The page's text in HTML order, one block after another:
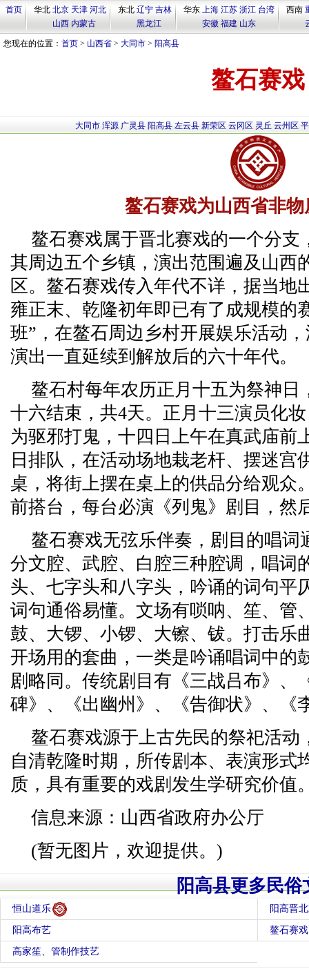
首页 华北 北京 天津 河北
山西 内蒙古
东北 辽宁 吉林
黑龙江
华东 上海 江苏 浙江 台湾
安徽 福建 山东
西南
您现在的位置： 首页 > 山西省 > 大同市 > 阳高县
鳌石赛戏
大同市 浑源 广灵县 阳高县 左云县 新荣区 云冈区 灵丘 云州区
鳌石赛戏为山西省非
鳌石赛戏属于晋北赛戏的一个分支
其周边五个乡镇，演出范围遍及山西
区。鳌石赛戏传入年代不详，据当地
雍正末、乾隆初年即已有了成规模的
班”，在鳌石周边乡村开展娱乐活动
演出一直延续到解放后的六十年代。
鳌石村每年农历正月十五为祭神日
十六结束，共4天。正月十三演员化
为驱邪打鬼，十四日上午在真武庙前
日排队，在活动场地栽老杆、摆迷宫
桌，将街上摆在桌上的供品分给观众
前搭台，每台必演《列鬼》剧目，然
鳌石赛戏无弦乐伴奏，剧目的唱词
分文腔、武腔、白腔三种腔调，唱词
头、七字头和八字头，吟诵的词句平
词句通俗易懂。文场有唢呐、笙、管
鼓、大锣、小锣、大镲、钹。打击乐
开场用的套曲，一类是吟诵唱词中的
剧略同。传统剧目有《三战吕布》、
碑》、《出幽州》、《告御状》、《
鳌石赛戏源于上古先民的祭祀活动
自清乾隆时期，所传剧本、表演形式
质，具有重要的戏剧发生学研究价值
信息来源：山西省政府办公厅
(暂无图片，欢迎提供。)
阳高县更多民俗
恒山道乐 阳高晋
阳高布艺 鳌石赛戏
高家笙、管制作技艺